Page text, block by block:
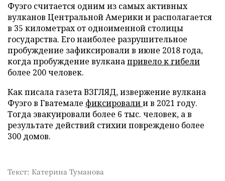
Фуэго считается одним из самых активных
вулканов Центральной Америки и располагается
в 35 километрах от одноименной столицы
государства. Его наиболее разрушительное
пробуждение зафиксировали в июне 2018 года,
когда пробуждение вулканапривело к гибели
более 200 человек.
Как писала газета ВЗГЛЯД, извержение вулкана
Фуэго в Гватемале фиксировалии в 2021 году.
Тогда эвакуировали более 6 тыс. человек, а в
результате действий стихии повреждено более
300 домов.
Текст: Катерина Туманова